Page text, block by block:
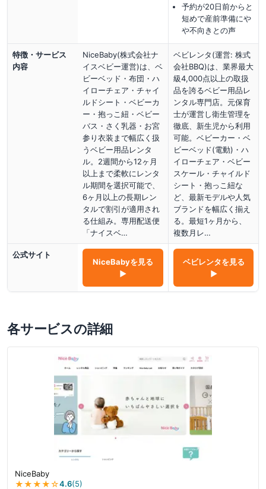
予約が20日前からと
短めで産前準備にや
や不向きとの声
特徴・サービス
内容
NiceBaby(株式会社ナ
イスベビー運営)は、ベ
ビーベッド・布団・ハ
イローチェア・チャイ
ルドシート・ベビーカ
ー・抱っこ紐・ベビー
バス・さく乳器・お宮
参り衣装まで幅広く扱
うベビー用品レンタ
ル。2週間から12ヶ月
以上まで柔軟にレンタ
ル期間を選択可能で、
6ヶ月以上の長期レン
タルで割引が適用され
る仕組み。専用配送便
「ナイスベ…
ベビレンタ(運営: 株式
会社BBQ)は、業界最大
級4,000点以上の取扱
品を誇るベビー用品レ
ンタル専門店。元保育
士が運営し衛生管理を
徹底、新生児から利用
可能。ベビーカー・ベ
ビーベッド(電動)・ハ
イローチェア・ベビー
スケール・チャイルド
シート・抱っこ紐な
ど、最新モデルや人気
ブランドを幅広く揃え
る。最短1ヶ月から、
複数月レ…
公式サイト
NiceBabyを見る
▶
ベビレンタを見る
▶
各サービスの詳細
NiceBaby
★★★★☆4.6(5)